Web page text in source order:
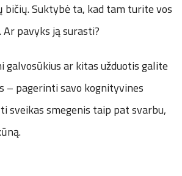
bičių. Suktybė ta, kad tam turite vos
Ar pavyks ją surasti?
galvosūkius ar kitas užduotis galite
– pagerinti savo kognityvines
sveikas smegenis taip pat svarbu,